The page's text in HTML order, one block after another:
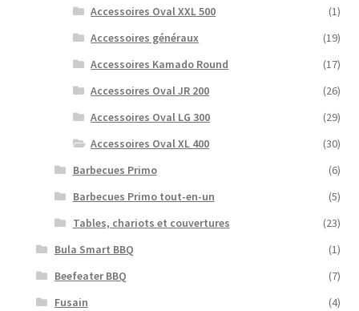
Accessoires Oval XXL 500
(1)
Accessoires généraux
(19)
Accessoires Kamado Round
(17)
Accessoires Oval JR 200
(26)
Accessoires Oval LG 300
(29)
Accessoires Oval XL 400
(30)
Barbecues Primo
(6)
Barbecues Primo tout-en-un
(5)
Tables, chariots et couvertures
(23)
Bula Smart BBQ
(1)
Beefeater BBQ
(7)
Fusain
(4)